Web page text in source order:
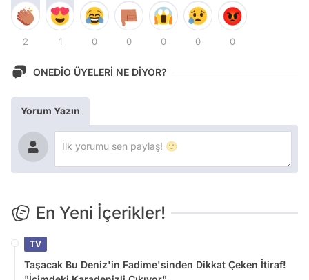
2 1 0 0 0 0 0
ONEDİO ÜYELERİ NE DİYOR?
Yorum Yazın
En Yeni İçerikler!
TV
Taşacak Bu Deniz'in Fadime'sinden Dikkat Çeken İtiraf!